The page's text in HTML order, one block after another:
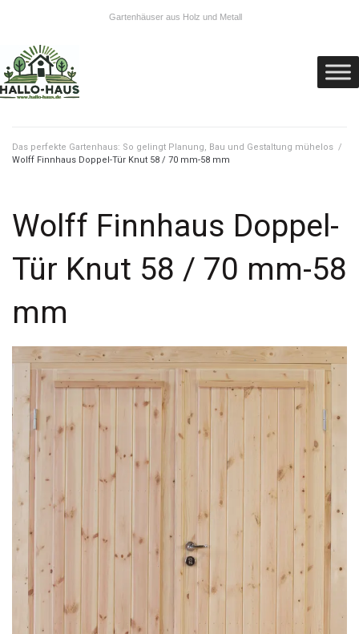
Gartenhäuser aus Holz und Metall
Das perfekte Gartenhaus: So gelingt Planung, Bau und Gestaltung mühelos /
Wolff Finnhaus Doppel-Tür Knut 58 / 70 mm-58 mm
Wolff Finnhaus Doppel-
Tür Knut 58 / 70 mm-58
mm